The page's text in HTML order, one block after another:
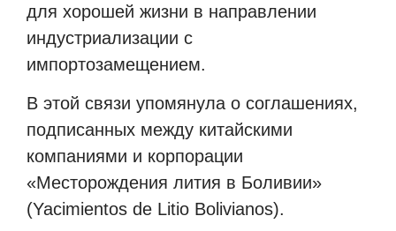
для хорошей жизни в направлении
индустриализации с
импортозамещением.
В этой связи упомянула о соглашениях,
подписанных между китайскими
компаниями и корпорации
«Месторождения лития в Боливии»
(Yacimientos de Litio Bolivianos).